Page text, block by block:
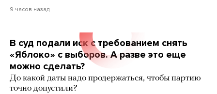
9 часов назад
В суд подали иск с требованием снять
«Яблоко» с выборов. А разве это еще
можно сделать?
До какой даты надо продержаться, чтобы партию
точно допустили?